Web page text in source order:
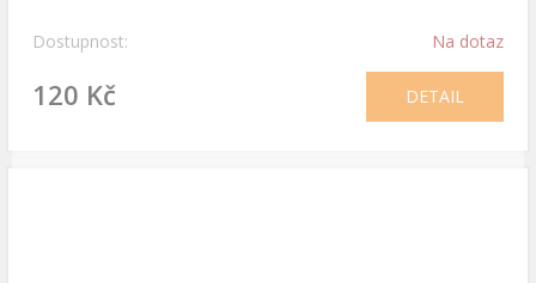
Dostupnost: Na dotaz
120 Kč DETAIL